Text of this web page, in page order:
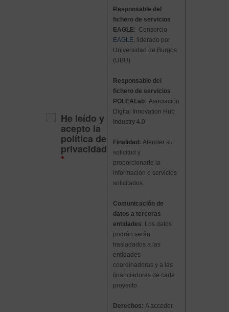
He leído y
acepto la
política de
privacidad
*
Responsable del
fichero de servicios
EAGLE: Consorcio
EAGLE, liderado por
Universidad de Burgos
(UBU)
Responsable del
fichero de servicios
POLEALab: Asociación
Digital Innovation Hub
Industry 4.0
Finalidad: Atender su
solicitud y
proporcionarle la
información o servicios
solicitados.
Comunicación de
datos a terceras
entidades: Los datos
podrán serán
trasladados a las
entidades
coordinadoras y a las
financiadoras de cada
proyecto.
Derechos: A acceder,